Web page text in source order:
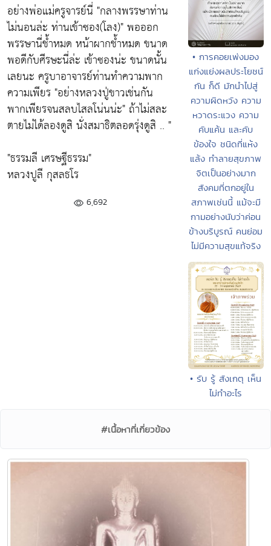
อย่างพ่อแม่ครูจารย์นี่ "กลางพรรษาท่าน
ไม่นอนล่ะ ท่านเข้าซอง(โลง)" พอออก
พรรษานี่ช้ำหมด หน้าผากช้ำหมด ขนาด
พอดีกับศีรษะนี่ล่ะ เข้าซองน่ะ ขนาดนั้น
เลยนะ ครูบาอาจารย์ท่านทำความพาก
ความเพียร "อย่างหลวงปู่ขาวเช่นกัน
พากเพียรจนสลบไสลโน่นน่ะ" ถ้าไม่สละ
ตายไม่ได้ลองดูสิ นั่งสมาธิตลอดรุ่งดูสิ .. "
"ธรรมลี เศรษฐีธรรม"
หลวงปูลี กุสลธโร
6,692
• การคอยเพ่งมอง
แก่งแย่งผลประโยชน์
กัน ก็ดี มักนำไปสู่
ความผิดหวัง ความ
หวาดระแวง ความ
คับแค้น และคับ
ข้องใจ ชนิดที่แห้ง
แล้ง ทำลายสุขภาพ
จิตเป็นอย่างมาก
สังคมที่ตกอยู่ใน
สภาพเช่นนี้ แม้จะมี
กามอย่างนับว่าค่อน
ข้างบริบูรณ์ คนย่อม
ไม่มีความสุขแท้จริง
• รับ รู้ สังเกตุ เห็น
ไม่ทำอะไร
#เนื้อหาที่เกี่ยวข้อง